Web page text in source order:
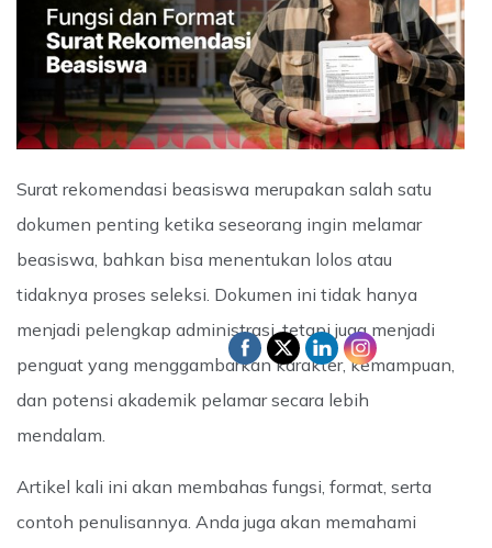
Surat rekomendasi beasiswa merupakan salah satu
dokumen penting ketika seseorang ingin melamar
beasiswa, bahkan bisa menentukan lolos atau
tidaknya proses seleksi. Dokumen ini tidak hanya
menjadi pelengkap administrasi, tetapi juga menjadi
penguat yang menggambarkan karakter, kemampuan,
dan potensi akademik pelamar secara lebih
mendalam.
Artikel kali ini akan membahas fungsi, format, serta
contoh penulisannya. Anda juga akan memahami